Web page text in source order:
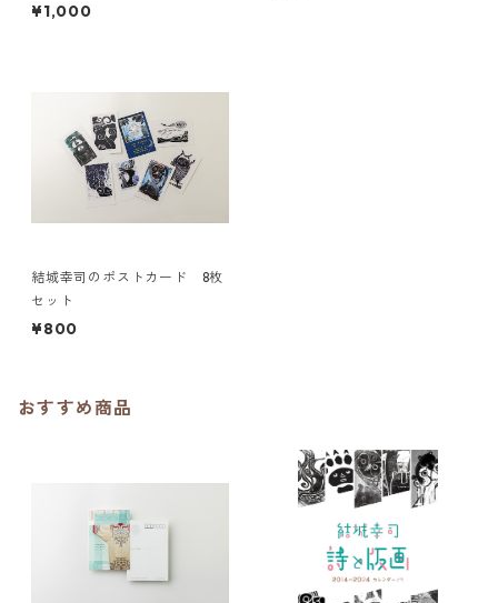
¥1,000
結城幸司のポストカード 8枚
セット
¥800
おすすめ商品